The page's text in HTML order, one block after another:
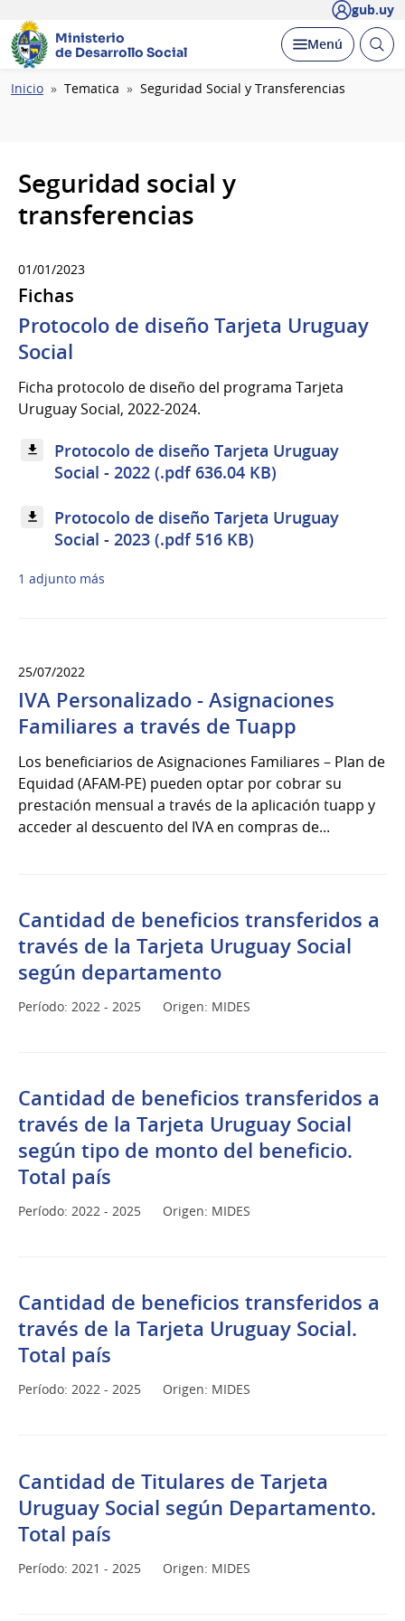
gub.uy
Ministerio
de Desarrollo Social
Desplegar
Menú Abrir
Ruta
Inicio Tematica Seguridad Social y Transferencias
Seguridad social y
transferencias
01/01/2023
Fichas
Protocolo de diseño Tarjeta Uruguay
Social
Ficha protocolo de diseño del programa Tarjeta
Uruguay Social, 2022-2024.
Protocolo de diseño Tarjeta Uruguay
Social - 2022 (.pdf 636.04 KB)
Protocolo de diseño Tarjeta Uruguay
Social - 2023 (.pdf 516 KB)
1 adjunto más
25/07/2022
IVA Personalizado - Asignaciones
Familiares a través de Tuapp
Los beneficiarios de Asignaciones Familiares – Plan de
Equidad (AFAM-PE) pueden optar por cobrar su
prestación mensual a través de la aplicación tuapp y
acceder al descuento del IVA en compras de...
Cantidad de beneficios transferidos a
través de la Tarjeta Uruguay Social
según departamento
Período: 2022 - 2025 Origen: MIDES
Cantidad de beneficios transferidos a
través de la Tarjeta Uruguay Social
según tipo de monto del beneficio.
Total país
Período: 2022 - 2025 Origen: MIDES
Cantidad de beneficios transferidos a
través de la Tarjeta Uruguay Social.
Total país
Período: 2022 - 2025 Origen: MIDES
Cantidad de Titulares de Tarjeta
Uruguay Social según Departamento.
Total país
Período: 2021 - 2025 Origen: MIDES